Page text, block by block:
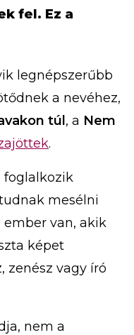
fel. Ez a
legnépszerűbb
a nevéhez,
túl , a Nem
.
foglalkozik
mesélni
van, akik
képet
zenész vagy író
nem a